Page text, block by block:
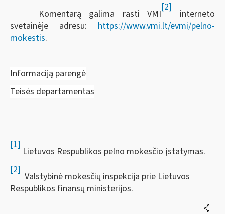
Komentarą galima rasti VMI
[2]
interneto
svetainėje adresu: https://www.vmi.lt/evmi/pelno-
mokestis.
Informaciją parengė
Teisės departamentas
[1]
Lietuvos Respublikos pelno mokesčio įstatymas.
[2]
Valstybinė mokesčių inspekcija prie Lietuvos
Respublikos finansų ministerijos.